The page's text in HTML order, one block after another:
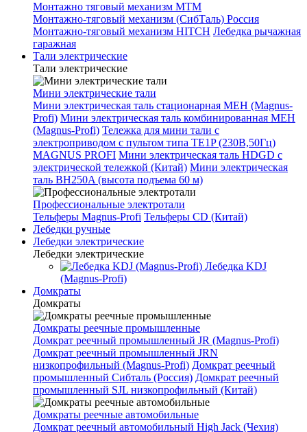
Монтажно тяговый механизм МТМ
Монтажно-тяговый механизм (СибТаль) Россия
Монтажно-тяговый механизм HITCH Лебедка рычажная
гаражная
Тали электрические
Тали электрические
Мини электрические тали
Мини электрическая таль стационарная МЕН (Magnus-
Profi) Мини электрическая таль комбинированная МЕН
(Magnus-Profi) Тележка для мини тали с
электроприводом с пультом типа TE1P (230В,50Гц)
MAGNUS PROFI Мини электрическая таль HDGD с
электрической тележкой (Китай) Мини электрическая
таль BH250A (высота подъема 60 м)
Профессиональные электротали
Тельферы Magnus-Profi Тельферы CD (Китай)
Лебедки ручные
Лебедки электрические
Лебедки электрические
Лебедка KDJ
(Magnus-Profi)
Домкраты
Домкраты
Домкраты реечные промышленные
Домкрат реечный промышленный JR (Magnus-Profi)
Домкрат реечный промышленный JRN
низкопрофильный (Magnus-Profi) Домкрат реечный
промышленный Сибталь (Россия) Домкрат реечный
промышленный SJL низкопрофильный (Китай)
Домкраты реечные автомобильные
Домкрат реечный автомобильный High Jack (Чехия)